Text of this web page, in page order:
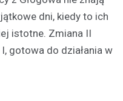
dni, kiedy to ich
istotne. Zmiana II
gotowa do działania w